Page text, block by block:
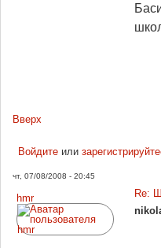
Вверх
Войдитеили
чт, 07/08/2008 - 20:45
hmr
Re: